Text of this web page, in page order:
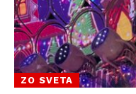
ZO SVETA